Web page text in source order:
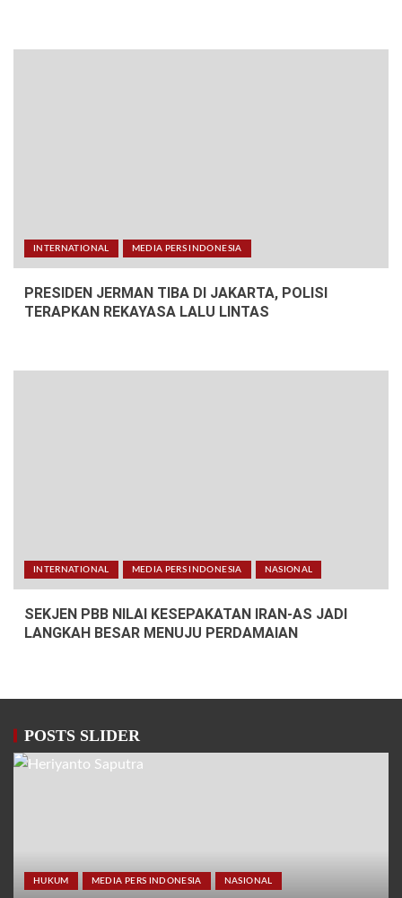
INTERNATIONAL MEDIA PERS INDONESIA
PRESIDEN JERMAN TIBA DI JAKARTA, POLISI
TERAPKAN REKAYASA LALU LINTAS
INTERNATIONAL MEDIA PERS INDONESIA NASIONAL
SEKJEN PBB NILAI KESEPAKATAN IRAN-AS JADI
LANGKAH BESAR MENUJU PERDAMAIAN
POSTS SLIDER
HUKUM MEDIA PERS INDONESIA NASIONAL